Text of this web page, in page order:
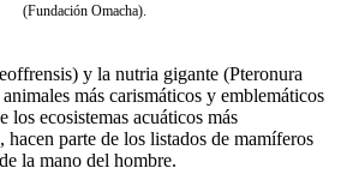
(Fundación Omacha).
y la nutria gigante (Pteronura
más carismáticos y emblemáticos
los ecosistemas acuáticos más
hacen parte de los listados de mamíferos
la mano del hombre.